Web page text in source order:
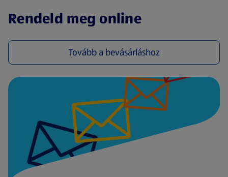
Rendeld meg online
Tovább a bevásárláshoz
(új oldalon nyílik meg)